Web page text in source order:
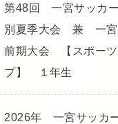
第48回 一宮サッカ
別夏季大会 兼 一宮
前期大会 【スポーツ
プ】 １年生
2026年 一宮サッカ